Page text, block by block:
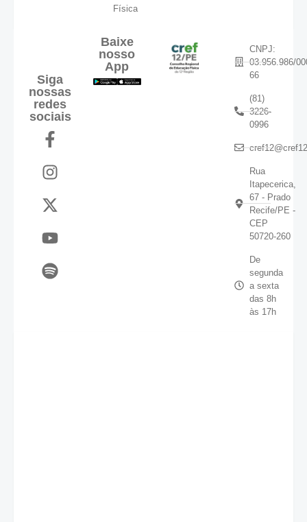
Física
Siga
nossas
redes
sociais
Baixe
nosso
App
CNPJ:
03.956.986/
66
(81)
3226-
0996
Rua
Itapecerica,
67 - Prado
Recife/PE -
CEP
50720-260
De
segunda
a sexta
das 8h
às 17h